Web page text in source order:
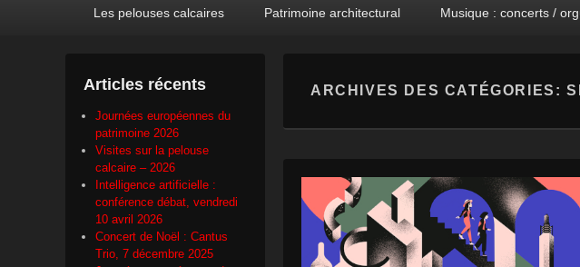
Les pelouses calcaires Patrimoine architectural Musique : concerts /
ARCHIVES DES CATÉGORIES:
Articles récents
Journées européennes du
patrimoine 2026
Visites sur la pelouse
calcaire – 2026
Intelligence artificielle :
conférence débat, vendredi
10 avril 2026
Concert de Noël : Cantus
Trio, 7 décembre 2025